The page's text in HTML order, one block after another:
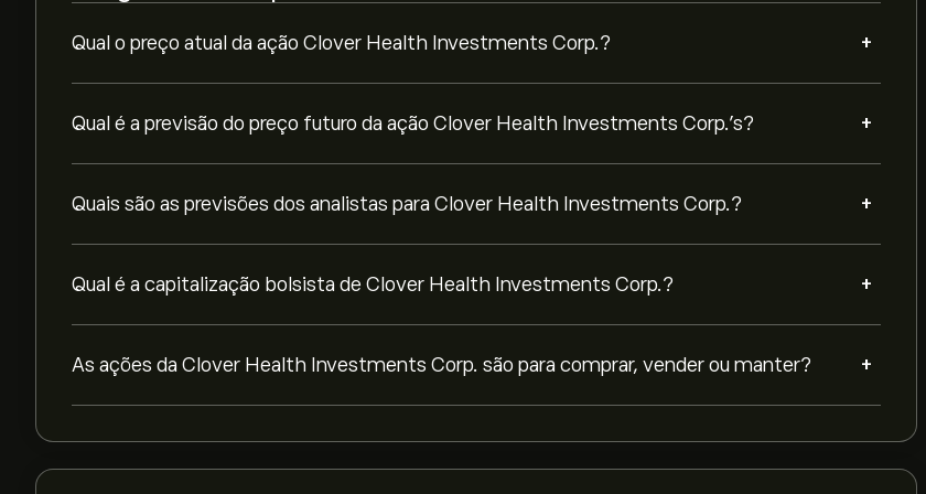
Qual o preço atual da ação Clover Health Investments Corp.? +
Qual é a previsão do preço futuro da ação Clover Health Investments Corp.’s? +
Quais são as previsões dos analistas para Clover Health Investments Corp.? +
Qual é a capitalização bolsista de Clover Health Investments Corp.? +
As ações da Clover Health Investments Corp. são para comprar, vender ou manter? +